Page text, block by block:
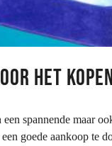
het
een spannende maar
goede aankoop te